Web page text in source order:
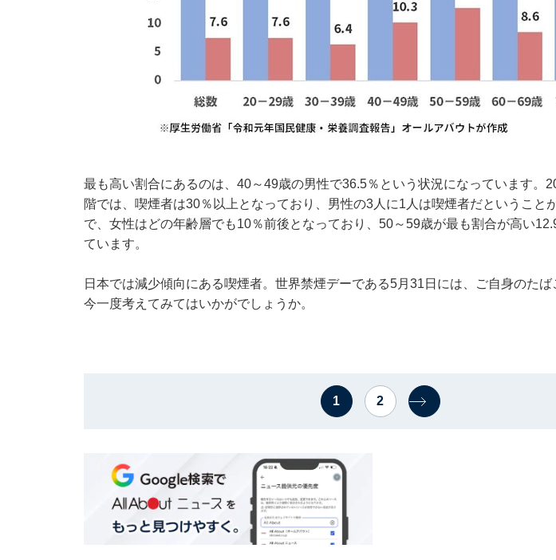
最も高い割合にあるのは、40～49歳の男性で36.5％という状況になっています。
階では、喫煙者は30％以上となっており、男性の3人に1人は喫煙者だということ
で、女性はどの年齢層でも10％前後となっており、50～59歳が最も割合が高い
ています。
日本では減少傾向にある喫煙者。世界禁煙デーである5月31日には、ご自身のたば
今一度考えてみてはいかがでしょうか。
1 2